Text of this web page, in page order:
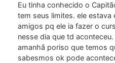
Eu tinha conhecido o
tem seus limites. ele
amigos pq ele ia fazer o
nesse dia que td
amanhã poriso que temos
sabesmos ok pode